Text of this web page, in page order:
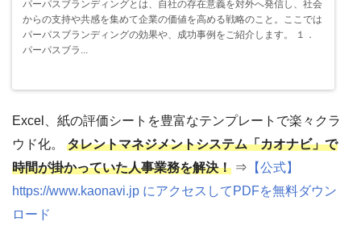
パーパスブランディングとは、自社の存在意義を対外へ発信し、社会
からの支持や共感を集めて企業の価値を高める戦略のこと。ここでは
パーパスブランディングの効果や、成功事例をご紹介します。 １．
パーパスブラ...
Excel、紙の評価シートを豊富なテンプレートで楽々クラ
ウド化。 タレントマネジメントシステム「カオナビ」で
時間が掛かっていた人事業務を解決！ ⇒ 【公式】
https://www.kaonavi.jp にアクセスしてPDFを無料ダウン
ロード